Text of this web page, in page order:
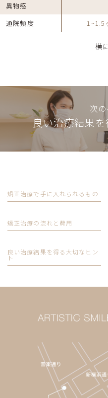
異物感
通院頻度
1~1.5
横
次
良い治療結果
矯正治療で手に入れられるもの
矯正治療の流れと費用
良い治療結果を得る大切なヒン
ト